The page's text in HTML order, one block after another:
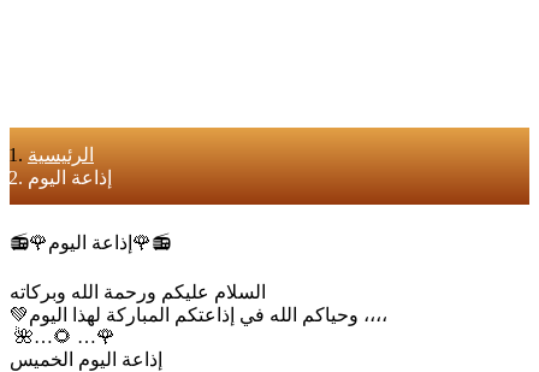
الرئيسية
إذاعة اليوم
📻🌹إذاعة اليوم🌹📻
السلام عليكم ورحمة الله وبركاته
💚وحياكم الله في إذاعتكم المباركة لهذا اليوم ،،،،
‏ ‏‏🌺…🌻 …🌹
إذاعة اليوم الخميس